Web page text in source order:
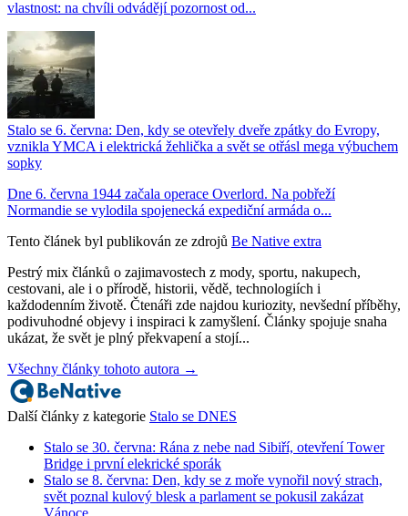
vlastnost: na chvíli odvádějí pozornost od...
Stalo se 6. června: Den, kdy se otevřely dveře zpátky do Evropy,
vznikla YMCA i elektrická žehlička a svět se otřásl mega výbuchem
sopky
Dne 6. června 1944 začala operace Overlord. Na pobřeží
Normandie se vylodila spojenecká expediční armáda o...
Tento článek byl publikován ze zdrojů Be Native extra
Pestrý mix článků o zajimavostech z mody, sportu, nakupech,
cestovani, ale i o přírodě, historii, vědě, technologiích i
každodenním životě. Čtenáři zde najdou kuriozity, nevšední příběhy,
podivuhodné objevy i inspiraci k zamyšlení. Články spojuje snaha
ukázat, že svět je plný překvapení a stojí...
Všechny články tohoto autora →
Další články z kategorie Stalo se DNES
Stalo se 30. června: Rána z nebe nad Sibiří, otevření Tower
Bridge i první elekrické sporák
Stalo se 8. června: Den, kdy se z moře vynořil nový strach,
svět poznal kulový blesk a parlament se pokusil zakázat
Vánoce